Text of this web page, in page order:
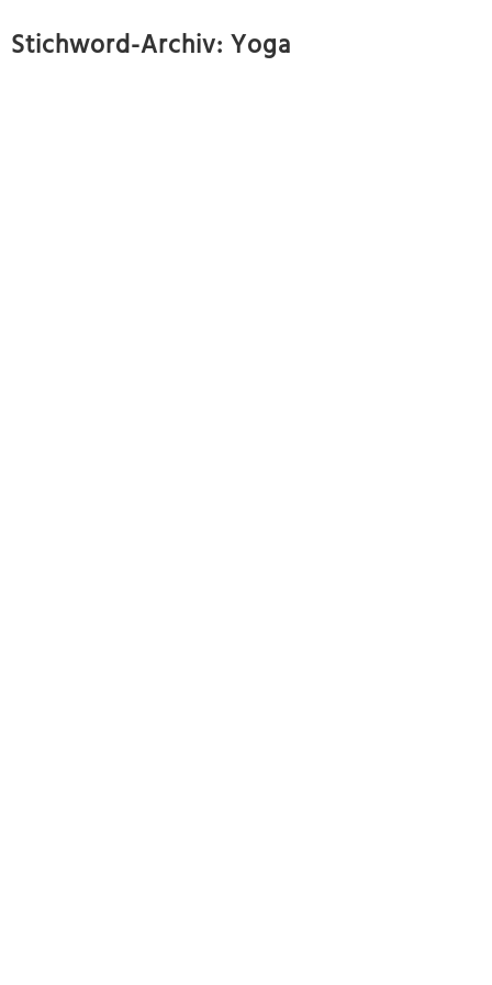
Stichword-Archiv: Yoga